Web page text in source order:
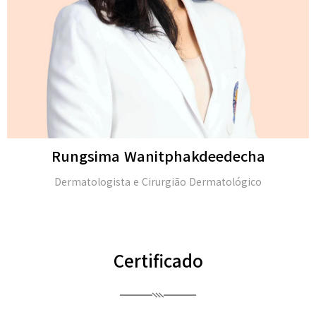
Michael H.
M.D. e membro da Academia
Certificado